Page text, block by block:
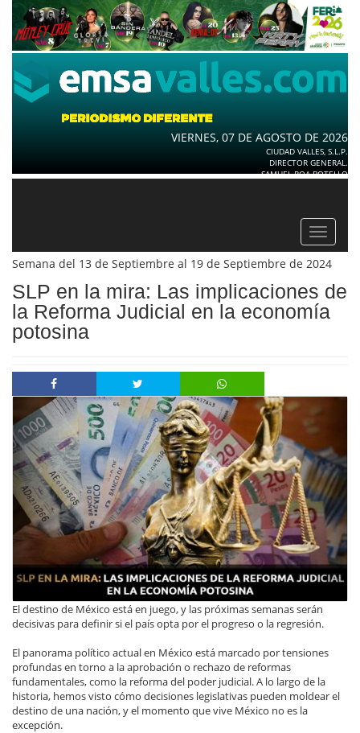
VIERNES, 07 DE AGOSTO DE 2026
CIUDAD VALLES, S.L.P.
DIRECTOR GENERAL.
SAMUEL ROA BOTELLO
Toggle
Semana del 13 de Septiembre al 19 de Septiembre de 2024
SLP en la mira: Las implicaciones de
la Reforma Judicial en la economía
potosina
El destino de México está en juego, y las próximas semanas serán
decisivas para definir si el país opta por el progreso o la regresión.
El panorama político actual en México está marcado por tensiones
profundas en torno a la aprobación o rechazo de reformas
fundamentales, como la reforma del poder judicial. A lo largo de la
historia, hemos visto cómo decisiones legislativas pueden moldear el
destino de una nación, y el momento que vive México no es la
excepción.